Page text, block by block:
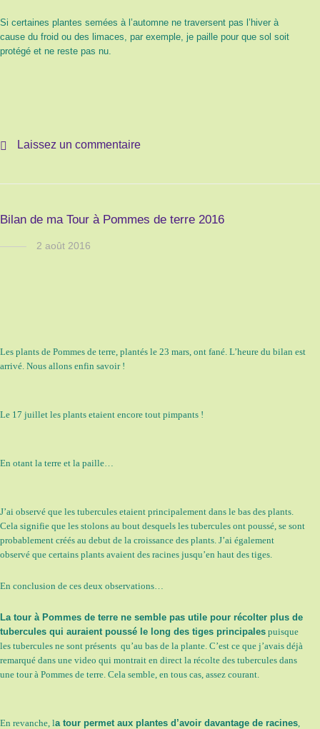
Si certaines plantes semées à l’automne ne traversent pas l’hiver à
cause du froid ou des limaces, par exemple, je paille pour que sol soit
protégé et ne reste pas nu.
Laissez un commentaire
Bilan de ma Tour à Pommes de terre 2016
2 août 2016
Les plants de Pommes de terre, plantés le 23 mars, ont fané. L’heure du bilan est
arrivé. Nous allons enfin savoir !
Le 17 juillet les plants etaient encore tout pimpants !
En otant la terre et la paille…
J’ai observé que les tubercules etaient principalement dans le bas des plants.
Cela signifie que les stolons au bout desquels les tubercules ont poussé, se sont
probablement créés au debut de la croissance des plants. J’ai également
observé que certains plants avaient des racines jusqu’en haut des tiges.
En conclusion de ces deux observations…
La tour à Pommes de terre ne semble pas utile pour récolter plus de
tubercules qui auraient poussé le long des tiges principales puisque
les tubercules ne sont présents qu’au bas de la plante. C’est ce que j’avais déjà
remarqué dans une video qui montrait en direct la récolte des tubercules dans
une tour à Pommes de terre. Cela semble, en tous cas, assez courant.
En revanche, la tour permet aux plantes d’avoir davantage de racines,